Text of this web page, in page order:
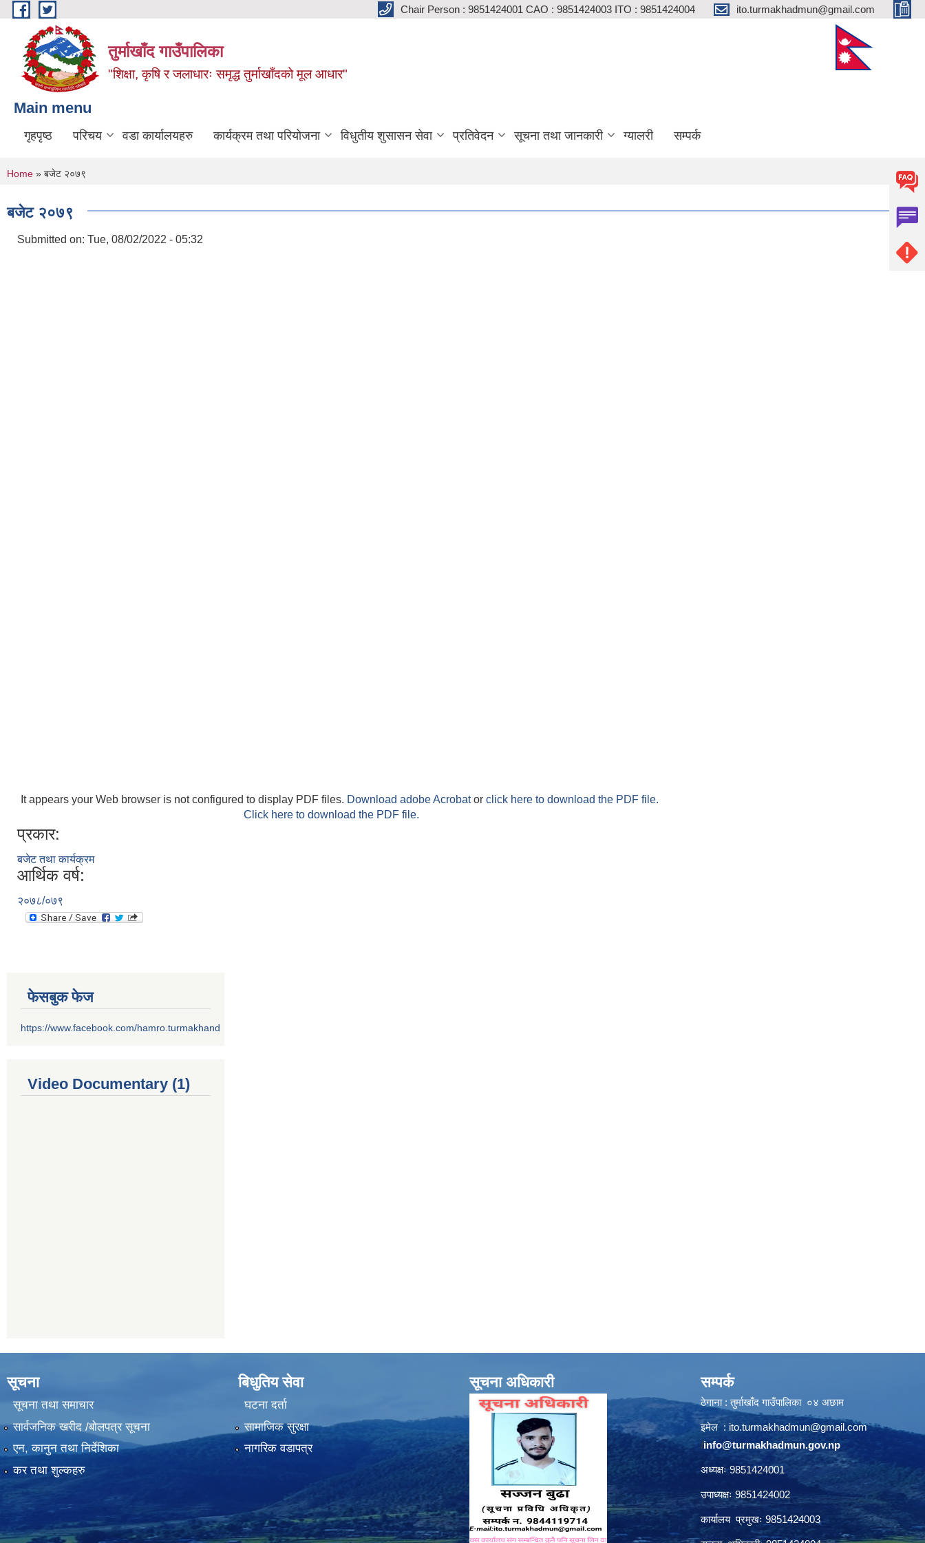
Skip to main content Chair Person : 9851424001 CAO : 9851424003 ITO : 9851424004 ito.turmakhadmun@gmail.com
तुर्माखाँद गाउँपालिका
"शिक्षा, कृषि र जलाधारः समृद्ध तुर्माखाँदको मूल आधार"
Main menu
गृहपृष्ठ परिचय वडा कार्यालयहरु कार्यक्रम तथा परियोजना विधुतीय शुसासन सेवा प्रतिवेदन सूचना तथा जानकारी ग्यालरी सम्पर्क
You are here
Home » बजेट २०७९
बजेट २०७९
Submitted on: Tue, 08/02/2022 - 05:32
It appears your Web browser is not configured to display PDF files. Download adobe Acrobator click here to download the PDF file.
Click here to download the PDF file.
प्रकार:
बजेट तथा कार्यक्रम
आर्थिक वर्ष:
२०७८/०७९
फेसबुक फेज
https://www.facebook.com/hamro.turmakhand
Video Documentary (1)
सूचना
सूचना तथा समाचार
सार्वजनिक खरीद /बोलपत्र सूचना
एन, कानुन तथा निर्देशिका
कर तथा शुल्कहरु
बिधुतिय सेवा
घटना दर्ता
सामाजिक सुरक्षा
नागरिक वडापत्र
सूचना अधिकारी सम्पर्क
ठेगाना : तुर्माखाँद गाउँपालिका ०४ अछाम
इमेल : ito.turmakhadmun@gmail.com
/info@turmakhadmun.gov.np
अध्यक्षः 9851424001
उपाध्यक्षः 9851424002
कार्यालय प्रमुखः 9851424003